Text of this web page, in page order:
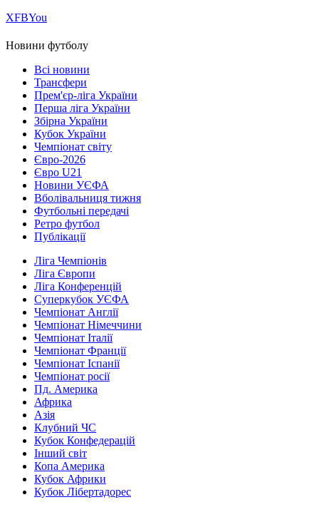
ХFBYou
Новини футболу
Всі новини
Трансфери
Прем'єр-ліга України
Перша ліга України
Збірна України
Кубок України
Чемпіонат світу
Євро-2026
Євро U21
Новини УЄФА
Вболівальниця тижня
Футбольні передачі
Ретро футбол
Публікації
Ліга Чемпіонів
Ліга Європи
Ліга Конференцій
Суперкубок УЄФА
Чемпіонат Англії
Чемпіонат Німеччини
Чемпіонат Італії
Чемпіонат Франції
Чемпіонат Іспанії
Чемпіонат росії
Пд. Америка
Африка
Азія
Клубний ЧС
Кубок Конфедерацій
Інший світ
Копа Америка
Кубок Африки
Кубок Лібертадорес